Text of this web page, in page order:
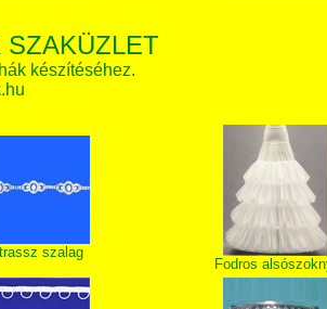
SZAKÜZLET
készítéséhez.
szalag
Fodros